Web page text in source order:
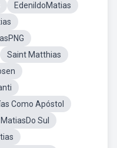
EdenildoMatias
Saint Matthias
Como Apóstol
MatiasDo Sul